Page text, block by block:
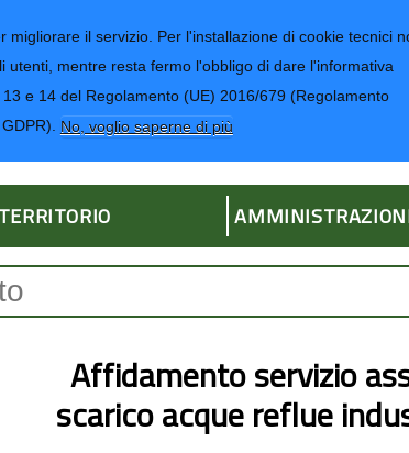
migliorare il servizio. Per l'installazione di cookie tecnici
utenti, mentre resta fermo l'obbligo di dare l'informativa
e 14 del Regolamento (UE) 2016/679 (Regolamento
No, voglio saperne di più
Affidamento servizio
scarico acque reflue